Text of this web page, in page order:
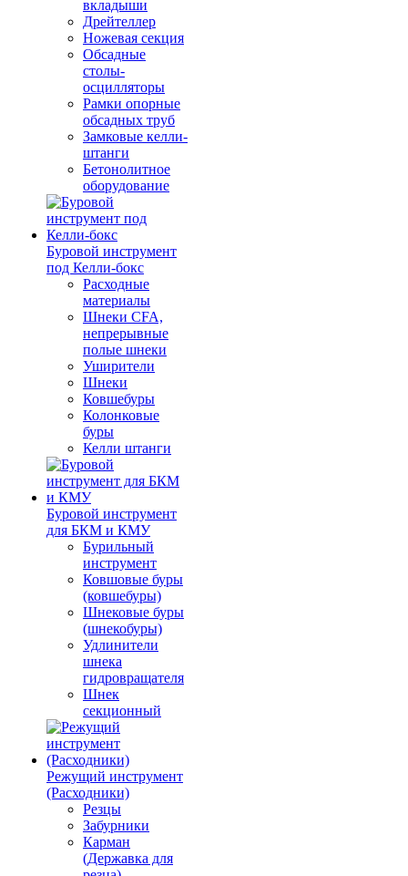
вкладыши
Дрейтеллер
Ножевая секция
Обсадные
столы-
осцилляторы
Рамки опорные
обсадных труб
Замковые келли-
штанги
Бетонолитное
оборудование
Буровой инструмент
под Келли-бокс
Расходные
материалы
Шнеки CFA,
непрерывные
полые шнеки
Уширители
Шнеки
Ковшебуры
Колонковые
буры
Келли штанги
Буровой инструмент
для БКМ и КМУ
Бурильный
инструмент
Ковшовые буры
(ковшебуры)
Шнековые буры
(шнекобуры)
Удлинители
шнека
гидровращателя
Шнек
секционный
Режущий инструмент
(Расходники)
Резцы
Забурники
Карман
(Державка для